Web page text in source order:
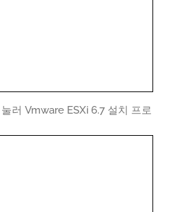
러 Vmware ESXi 6.7 설치 프로